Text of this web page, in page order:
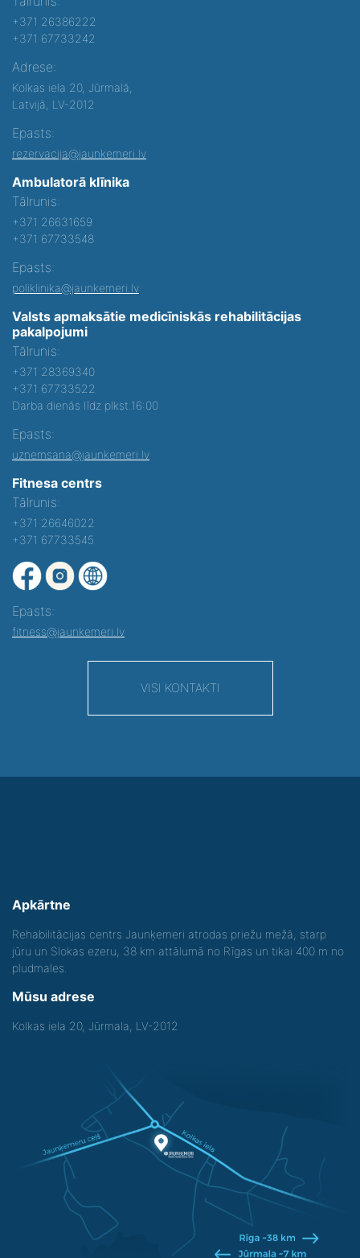
+371 26386222
+371 67733242
Adrese:
Kolkas iela 20, Jūrmalā,
Latvijā, LV-2012
Epasts:
rezervacija@jaunkemeri.lv
Ambulatorā klīnika
Tālrunis:
+371 26631659
+371 67733548
Epasts:
poliklinika@jaunkemeri.lv
Valsts apmaksātie medicīniskās rehabilitācijas
pakalpojumi
Tālrunis:
+371 28369340
+371 67733522
Darba dienās līdz plkst.16:00
Epasts:
uznemsana@jaunkemeri.lv
Fitnesa centrs
Tālrunis:
+371 26646022
+371 67733545
Epasts:
fitness@jaunkemeri.lv
VISI KONTAKTI
Apkārtne
Rehabilitācijas centrs Jaunķemeri atrodas priežu mežā, starp
jūru un Slokas ezeru, 38 km attālumā no Rīgas un tikai 400 m no
pludmales.
Mūsu adrese
Kolkas iela 20, Jūrmala, LV-2012